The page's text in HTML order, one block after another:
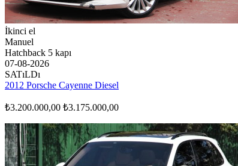
İkinci el
Manuel
Hatchback 5 kapı
07-08-2026
SATıLDı
2012 Porsche Cayenne Diesel
₺3.200.000,00 ₺3.175.000,00